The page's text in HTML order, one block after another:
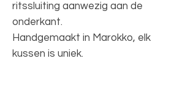
ritssluiting aanwezig aan de
onderkant.
Handgemaakt in Marokko, elk
kussen is uniek.